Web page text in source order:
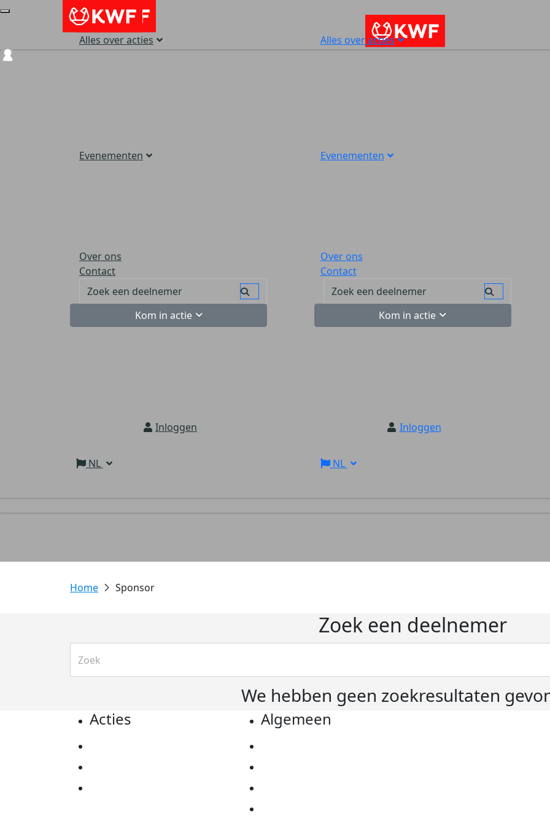
Alles over acties
Evenementen
Over ons
Contact
Kom in actie
Inloggen
NL
Alles over acties
Evenementen
Over ons
Contact
Kom in actie
Inloggen
NL
Sponsor
Zoek een deelnemer
We hebben geen zoekresultaten
Acties Algemeen